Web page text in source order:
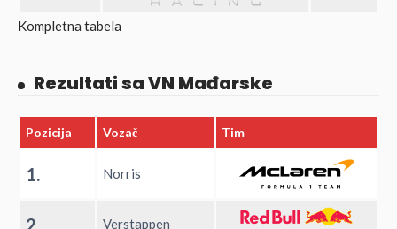
Kompletna tabela
Rezultati sa VN Mađarske
Pozicija Vozač Tim
1. Norris
2. Verstappen